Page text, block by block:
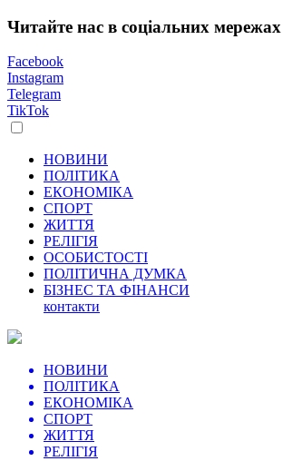
Читайте нас в соціальних мережах
Facebook
Instagram
Telegram
TikTok
НОВИНИ
ПОЛІТИКА
ЕКОНОМІКА
СПОРТ
ЖИТТЯ
РЕЛІГІЯ
ОСОБИСТОСТІ
ПОЛІТИЧНА ДУМКА
БІЗНЕС ТА ФІНАНСИ
контакти
НОВИНИ
ПОЛІТИКА
ЕКОНОМІКА
СПОРТ
ЖИТТЯ
РЕЛІГІЯ